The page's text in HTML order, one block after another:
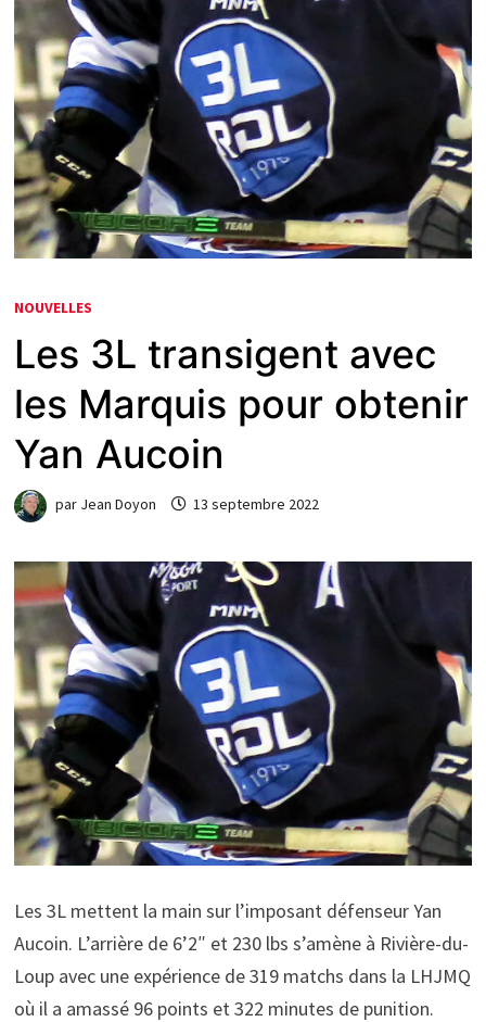
NOUVELLES
Les 3L transigent avec
les Marquis pour obtenir
Yan Aucoin
par Jean Doyon 13 septembre 2022
Les 3L mettent la main sur l’imposant défenseur Yan
Aucoin. L’arrière de 6’2″ et 230 lbs s’amène à Rivière-du-
Loup avec une expérience de 319 matchs dans la LHJMQ
où il a amassé 96 points et 322 minutes de punition.